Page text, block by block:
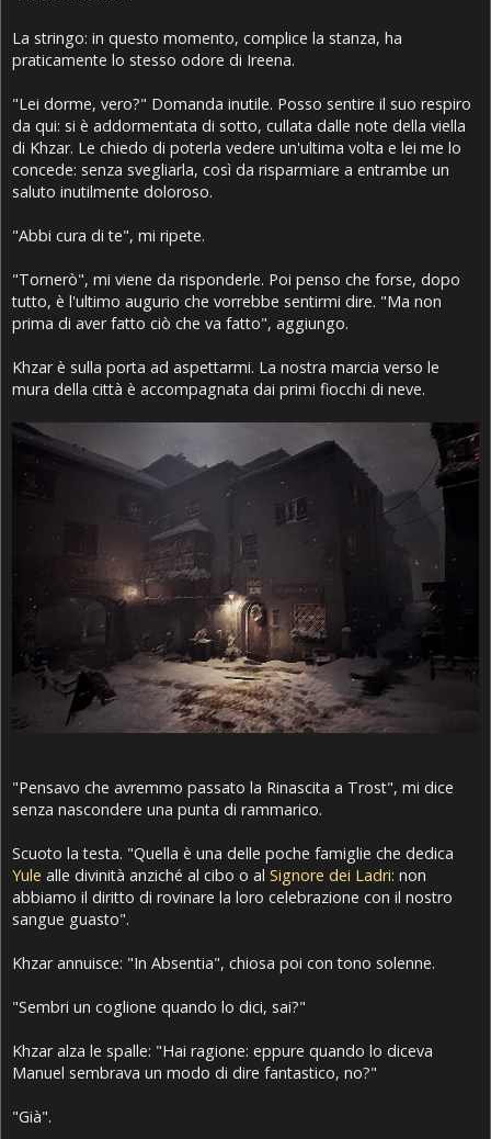
La stringo: in questo momento, complice la stanza, ha
praticamente lo stesso odore di Ireena.
"Lei dorme, vero?" Domanda inutile. Posso sentire il suo respiro
da qui: si è addormentata di sotto, cullata dalle note della viella
di Khzar. Le chiedo di poterla vedere un'ultima volta e lei me lo
concede: senza svegliarla, così da risparmiare a entrambe un
saluto inutilmente doloroso.
"Abbi cura di te", mi ripete.
"Tornerò", mi viene da risponderle. Poi penso che forse, dopo
tutto, è l'ultimo augurio che vorrebbe sentirmi dire. "Ma non
prima di aver fatto ciò che va fatto", aggiungo.
Khzar è sulla porta ad aspettarmi. La nostra marcia verso le
mura della città è accompagnata dai primi fiocchi di neve.
"Pensavo che avremmo passato la Rinascita a Trost", mi dice
senza nascondere una punta di rammarico.
Scuoto la testa. "Quella è una delle poche famiglie che dedica
Yule alle divinità anziché al cibo o al Signore dei Ladri: non
abbiamo il diritto di rovinare la loro celebrazione con il nostro
sangue guasto".
Khzar annuisce: "In Absentia", chiosa poi con tono solenne.
"Sembri un coglione quando lo dici, sai?"
Khzar alza le spalle: "Hai ragione: eppure quando lo diceva
Manuel sembrava un modo di dire fantastico, no?"
"Già".